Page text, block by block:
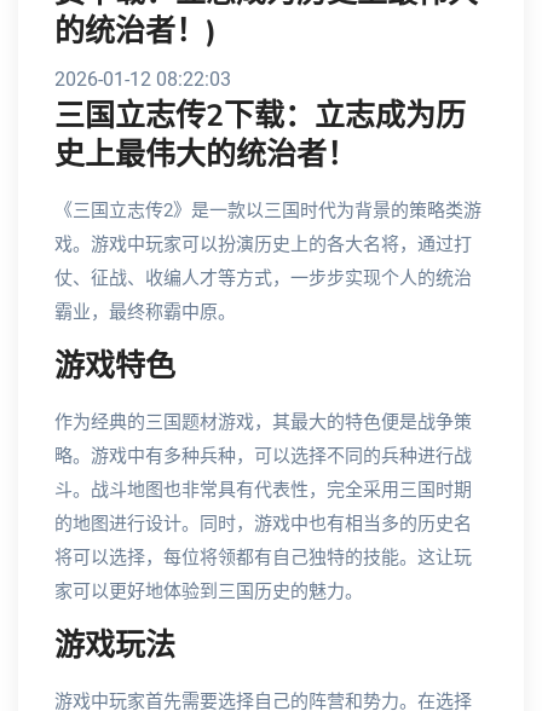
的统治者！)
2026-01-12 08:22:03
三国立志传2下载：立志成为历
史上最伟大的统治者！
《三国立志传2》是一款以三国时代为背景的策略类游
戏。游戏中玩家可以扮演历史上的各大名将，通过打
仗、征战、收编人才等方式，一步步实现个人的统治
霸业，最终称霸中原。
游戏特色
作为经典的三国题材游戏，其最大的特色便是战争策
略。游戏中有多种兵种，可以选择不同的兵种进行战
斗。战斗地图也非常具有代表性，完全采用三国时期
的地图进行设计。同时，游戏中也有相当多的历史名
将可以选择，每位将领都有自己独特的技能。这让玩
家可以更好地体验到三国历史的魅力。
游戏玩法
游戏中玩家首先需要选择自己的阵营和势力。在选择